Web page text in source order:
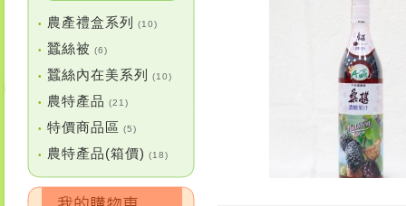
• 農產禮盒系列 (10)
• 蠶絲被 (6)
• 蠶絲內在美系列 (10)
• 農特產品 (21)
• 特價商品區 (5)
• 農特產品(箱價) (18)